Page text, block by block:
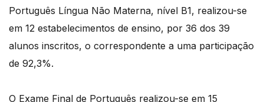
Português Língua Não Materna, nível B1, realizou-se
em 12 estabelecimentos de ensino, por 36 dos 39
alunos inscritos, o correspondente a uma participação
de 92,3%.
O Exame Final de Português realizou-se em 15